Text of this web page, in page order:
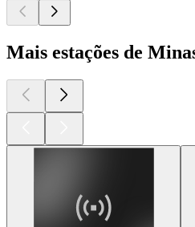
Mais estações de